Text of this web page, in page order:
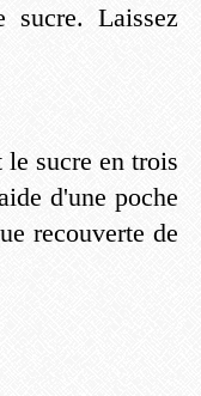
Laissez
sucre en trois
d'une poche
recouverte de